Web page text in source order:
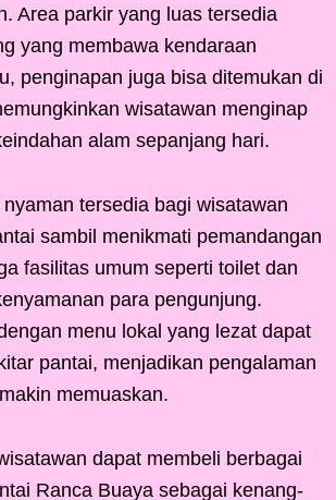
Area parkir yang luas tersedia
yang membawa kendaraan
penginapan juga bisa ditemukan di
wisatawan menginap
alam sepanjang hari.
tersedia bagi wisatawan
sambil menikmati pemandangan
fasilitas umum seperti toilet dan
para pengunjung.
menu lokal yang lezat dapat
pantai, menjadikan pengalaman
memuaskan.
dapat membeli berbagai
Ranca Buaya sebagai kenang-